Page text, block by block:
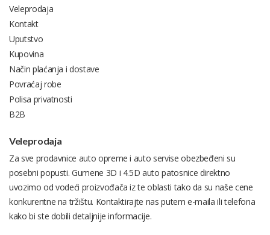
Veleprodaja
Kontakt
Uputstvo
Kupovina
Način plaćanja i dostave
Povraćaj robe
Polisa privatnosti
B2B
Veleprodaja
Za sve prodavnice auto opreme i auto servise obezbeđeni su
posebni popusti. Gumene 3D i 4.5D auto patosnice direktno
uvozimo od vodeći proizvođača iz te oblasti tako da su naše cene
konkurentne na tržištu. Kontaktirajte nas putem e-maila ili telefona
kako bi ste dobili detaljnije informacije.